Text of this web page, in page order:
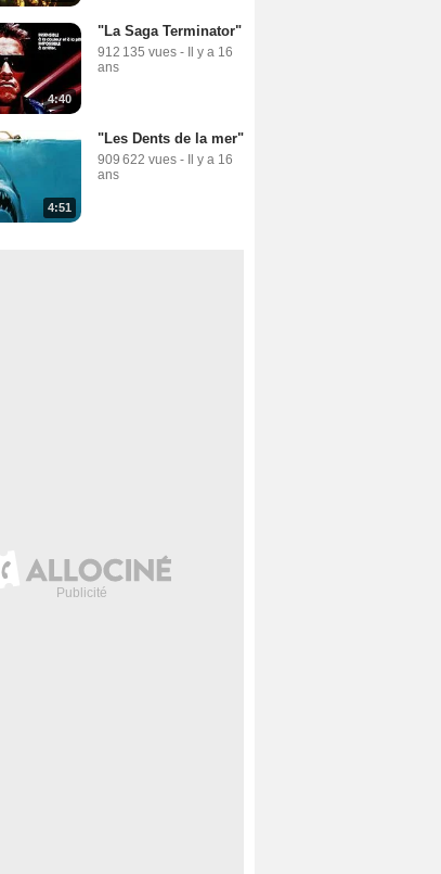
4:40
"La Saga Terminator"
912 135 vues -
Il y a 16
ans
4:51
"Les Dents de la mer"
909 622 vues -
Il y a 16
ans